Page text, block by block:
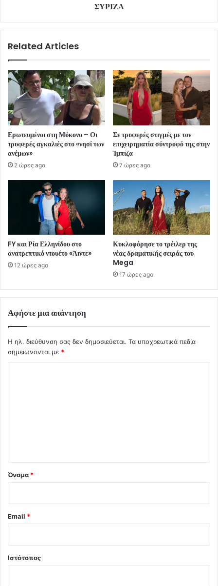
ΣΥΡΙΖΑ
Related Articles
Ερωτευμένοι στη Μύκονο – Οι
τρυφερές αγκαλιές στο «νησί των
ανέμων»
2 ώρες ago
Σε τρυφερές στιγμές με τον
επιχειρηματία σύντροφό της στην
Ίμπιζα
7 ώρες ago
FY και Ρία Ελληνίδου στο
ανατρεπτικό ντουέτο «Άιντε»
12 ώρες ago
Κυκλοφόρησε το τρέιλερ της
νέας δραματικής σειράς του
Mega
17 ώρες ago
Αφήστε μια απάντηση
Η ηλ. διεύθυνση σας δεν δημοσιεύεται. Τα υποχρεωτικά πεδία
σημειώνονται με *
Όνομα *
Email *
Ιστότοπος